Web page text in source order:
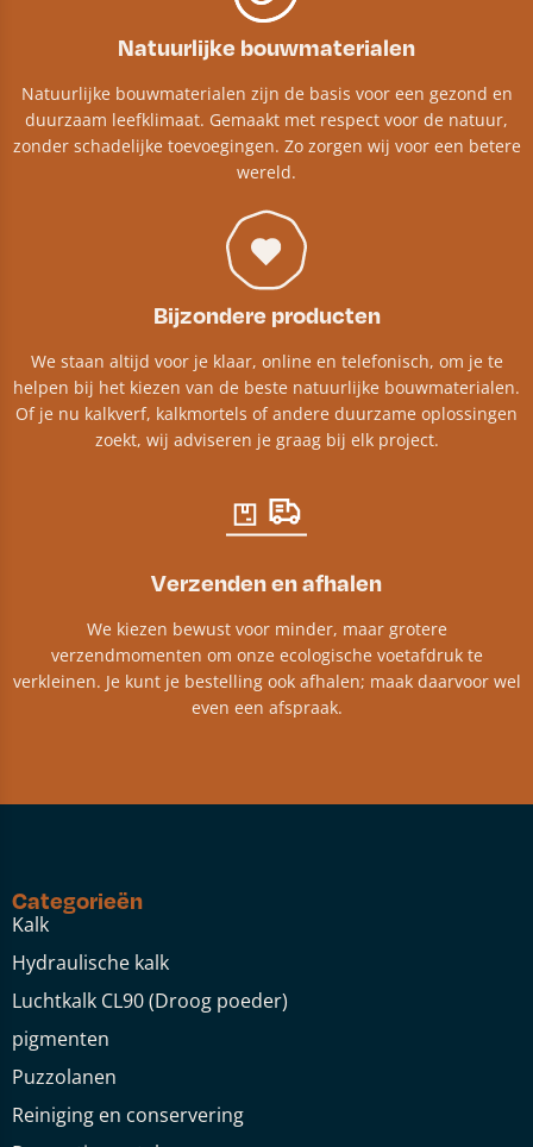
Natuurlijke bouwmaterialen
Natuurlijke bouwmaterialen zijn de basis voor een gezond en
duurzaam leefklimaat. Gemaakt met respect voor de natuur,
zonder schadelijke toevoegingen. Zo zorgen wij voor een betere
wereld.
Bijzondere producten
We staan altijd voor je klaar, online en telefonisch, om je te
helpen bij het kiezen van de beste natuurlijke bouwmaterialen.
Of je nu kalkverf, kalkmortels of andere duurzame oplossingen
zoekt, wij adviseren je graag bij elk project.​
Verzenden en afhalen
We kiezen bewust voor minder, maar grotere
verzendmomenten om onze ecologische voetafdruk te
verkleinen. Je kunt je bestelling ook afhalen; maak daarvoor wel
even een afspraak.
Categorieën
Kalk
Hydraulische kalk
Luchtkalk CL90 (Droog poeder)
pigmenten
Puzzolanen
Reiniging en conservering